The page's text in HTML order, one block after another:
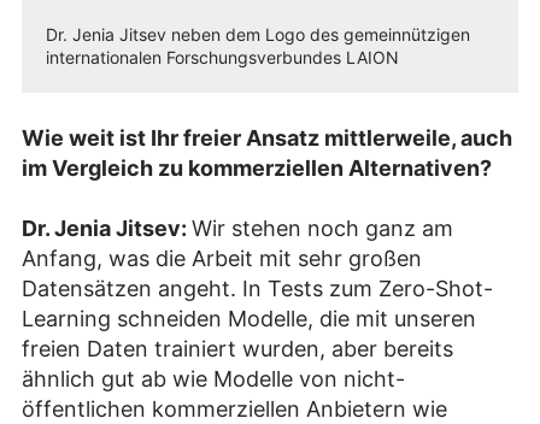
Dr. Jenia Jitsev neben dem Logo des gemeinnützigen
internationalen Forschungsverbundes LAION
Wie weit ist Ihr freier Ansatz mittlerweile, auch
im Vergleich zu kommerziellen Alternativen?
Dr. Jenia Jitsev: Wir stehen noch ganz am
Anfang, was die Arbeit mit sehr großen
Datensätzen angeht. In Tests zum Zero-Shot-
Learning schneiden Modelle, die mit unseren
freien Daten trainiert wurden, aber bereits
ähnlich gut ab wie Modelle von nicht-
öffentlichen kommerziellen Anbietern wie